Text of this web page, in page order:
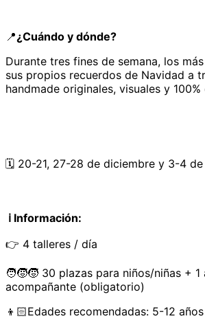
📍¿Cuándo y dónde?
Durante tres fines de semana, los
sus propios recuerdos de Navidad a
handmade originales, visuales y 100%
🗓️ 20-21, 27-28 de diciembre y 3-4 de
ℹ️ Información:
👉 4 talleres / día
🧑‍🧒‍🧒 30 plazas para niños/niñas + 1
acompañante (obligatorio)
👦🏻Edades recomendadas: 5-12 años